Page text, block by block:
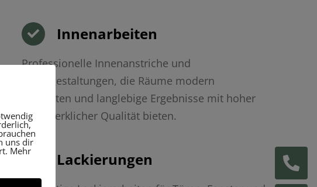
Innenarbeiten
Professionelle Innenanstriche und
Wandgestaltungen, die Räume modern
aufwerten und langlebige Ergebnisse mit hoher
handwerklicher Qualität bieten.
Lackierungen
uns dir
Mehr